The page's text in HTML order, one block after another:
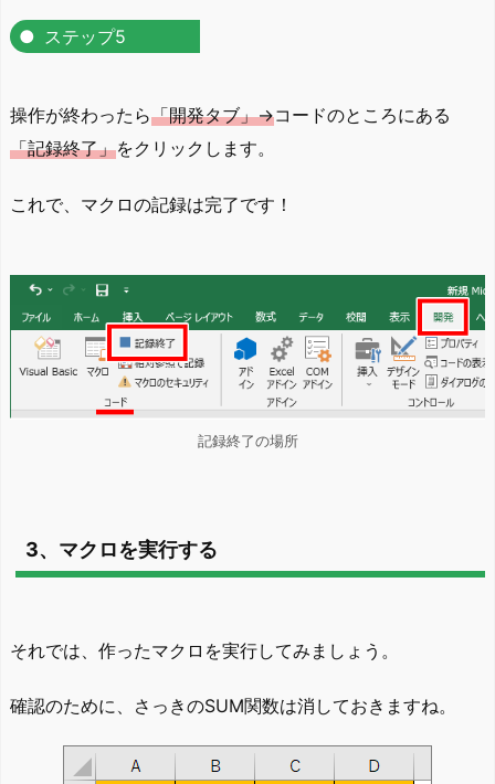
ステップ5
操作が終わったら「開発タブ」→コードのところにある
「記録終了」をクリックします。
これで、マクロの記録は完了です！
記録終了の場所
3、マクロを実行する
それでは、作ったマクロを実行してみましょう。
確認のために、さっきのSUM関数は消しておきますね。